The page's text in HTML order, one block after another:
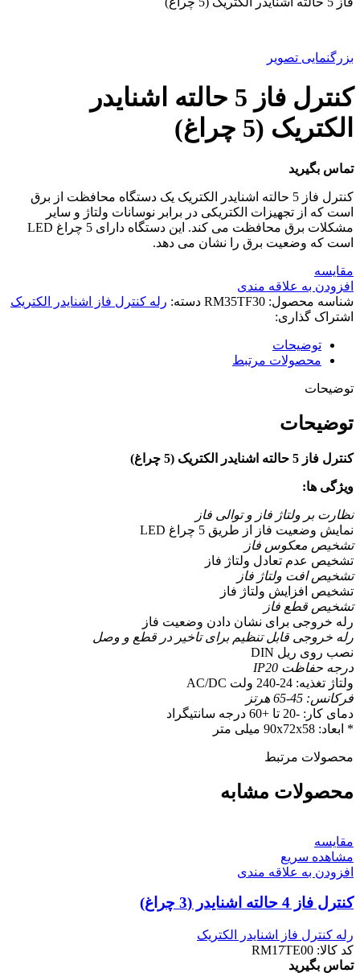
بزرگنمایی تصویر
کنترل فاز 5 حالته اشنایدر
الکتریک (5 چراغ)
تماس بگیرید
کنترل فاز 5 حالته اشنایدر الکتریک یک دستگاه محافظت از برق
است که از تجهیزات الکتریکی در برابر نوسانات ولتاژ و سایر
مشکلات برق محافظت می کند. این دستگاه دارای 5 چراغ LED
است که وضعیت برق را نشان می دهد.
مقایسه
افزودن به علاقه مندی
شناسه محصول: RM35TF30 دسته: رله کنترل فاز اشنایدر الکتریک
اشتراک گذاری:
توضیحات
محصولات مرتبط
توضیحات
توضیحات
کنترل فاز 5 حالته اشنایدر الکتریک (5 چراغ)
ویژگی ها:
نظارت بر ولتاژ فاز و توالی فاز
نمایش وضعیت فاز از طریق 5 چراغ LED
تشخیص معکوس فاز
تشخیص عدم تعادل ولتاژ فاز
تشخیص افت ولتاژ فاز
تشخیص افزایش ولتاژ فاز
تشخیص قطع فاز
رله خروجی برای نشان دادن وضعیت فاز
رله خروجی قابل تنظیم برای تاخیر در قطع و وصل
نصب روی ریل DIN
درجه حفاظت IP20
ولتاژ تغذیه: 24-240 ولت AC/DC
فرکانس: 45-65 هرتز
دمای کار: -20 تا +60 درجه سانتیگراد
* ابعاد: 90x72x58 میلی متر
محصولات مرتبط
محصولات مشابه
مقایسه
مشاهده سریع
افزودن به علاقه مندی
کنترل فاز 4 حالته اشنایدر (3 چراغ)
رله کنترل فاز اشنایدر الکتریک
کد کالا: RM17TE00
تماس بگیرید